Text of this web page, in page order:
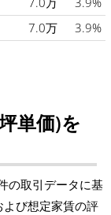
7.0万 3.9%
単価)を
の取引データに基
び想定家賃の評